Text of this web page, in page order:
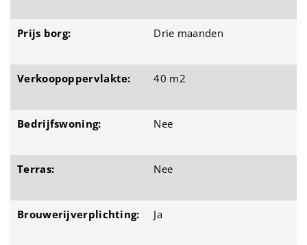
Prijs borg: Drie maanden
Verkoopoppervlakte: 40 m2
Bedrijfswoning: Nee
Terras: Nee
Brouwerijverplichting: Ja